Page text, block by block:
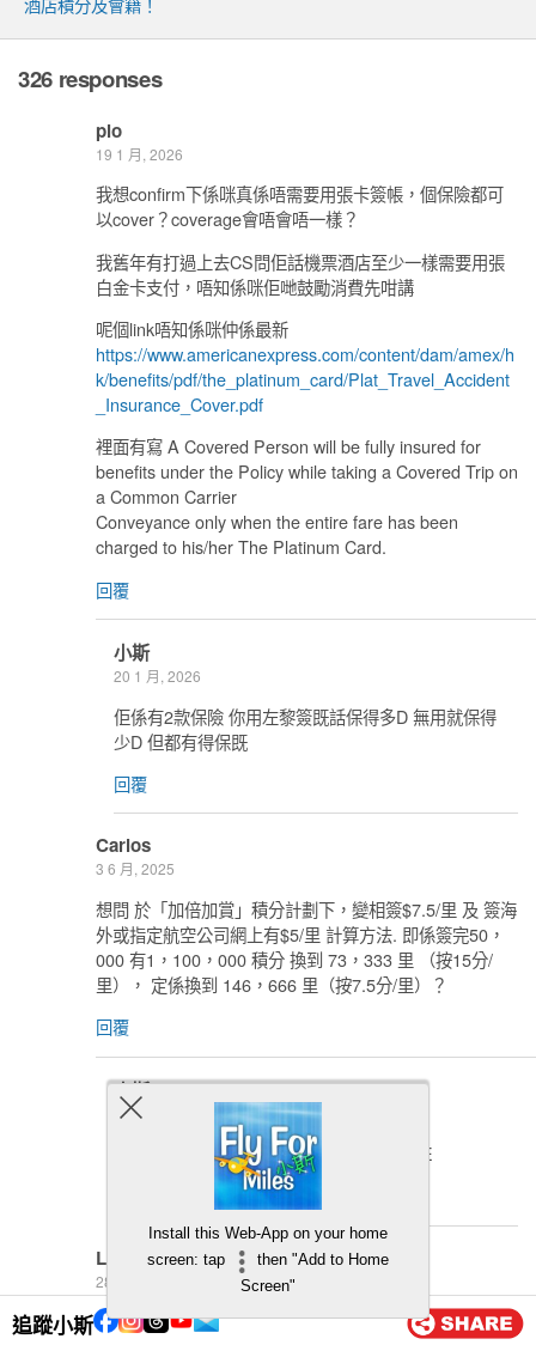
追蹤小斯
326 responses
plo
19 1 月, 2026
我想confirm下係咪真係唔需要用張卡簽帳，個保險都可
以cover？coverage會唔會唔一樣？
我舊年有打過上去CS問佢話機票酒店至少一樣需要用張
白金卡支付，唔知係咪佢哋鼓勵消費先咁講
呢個link唔知係咪仲係最新
https://www.americanexpress.com/content/dam/amex/h
k/benefits/pdf/the_platinum_card/Plat_Travel_Accident
_Insurance_Cover.pdf
裡面有寫 A Covered Person will be fully insured for
benefits under the Policy while taking a Covered Trip on
a Common Carrier
Conveyance only when the entire fare has been
charged to his/her The Platinum Card.
回覆
小斯
20 1 月, 2026
佢係有2款保險 你用左黎簽既話保得多D 無用就保得
少D 但都有得保既
回覆
Carlos
3 6 月, 2025
想問 於「加倍加賞」積分計劃下，變相簽$7.5/里 及 簽海
外或指定航空公司網上有$5/里 計算方法. 即係簽完50，
000 有1，100，000 積分 換到 73，333 里 （按15分/
里）， 定係換到 146，666 里（按7.5分/里）？
回覆
小斯
5 6 月, 2025
你直接將積分除15就可以 呢個係FIX RATE
Lam
28 3 月, 2025
Hi, 巳成功申請，並巳於綱上購物（是否無指定消費
Install this Web-App on your home
screen: tap
then "Add to Home
Screen"